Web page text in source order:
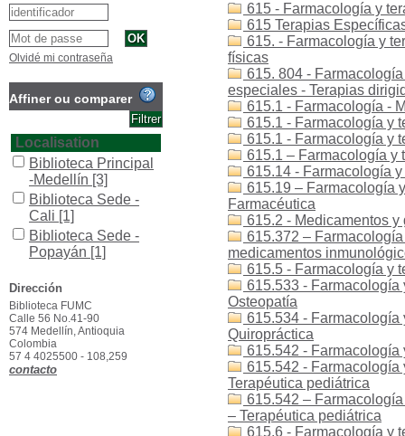
615 - Farmacología y
615 Terapias
615. - Farmacología y
físicas
615. 804 -
especiales - Terapias
615.1 - Farmacología -
615.1 - Farmacología y
615.1 - Farmacología y
615.1 – Farmacología y
615.14 - Farmacología
615.19 – Farmacología
Farmacéutica
615.2 - Medicamentos
615.372 –
medicamentos
615.5 - Farmacología y
615.533 - Farmacología
Osteopatía
615.534 - Farmacología
Quiropráctica
615.542 - Farmacología
615.542 - Farmacología
Terapéutica pediátrica
615.542 –
– Terapéutica pediátrica
615.6 - Farmacología y
Olvidé mi contraseña
Affiner ou comparer
Localisation
Biblioteca Principal
-Medellín [3]
Biblioteca Sede -
Cali [1]
Biblioteca Sede -
Popayán [1]
Colección General
[3]
Type de document
texto impreso[3]
Dirección
Biblioteca FUMC
Calle 56 No.41-90
574 Medellín, Antioquia
Colombia
57 4 4025500 - 108,259
contacto